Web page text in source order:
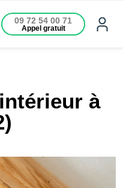
09 72 54 00 71
Appel gratuit
à